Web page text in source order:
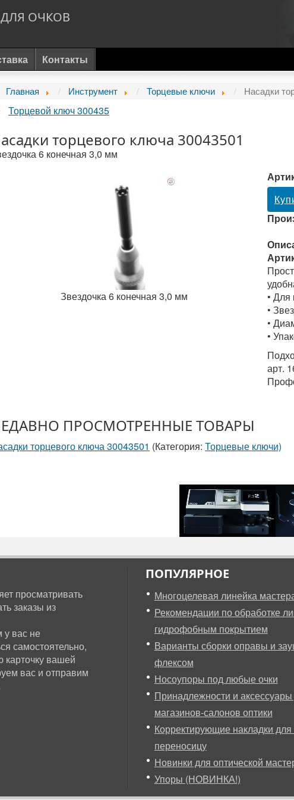
ОЧКОВ
Контакты
Главная Инструмент Торцевые ключи Насадки
Торцевой ключ 300435
торцевого ключа 30043501
6 конечная 3,0 мм
Звездочка 6 конечная 3,0 мм
• Для
•
•
•
арт.
ПРОСМОТРЕННЫЕ ТОВАРЫ
торцевого ключа 30043501 (Категория: Торцевые ключи)
просматривать
заказы из
у вас не
самостоятельно,
карточку вашей
вас и отправим
ПОПУЛЯРНОЕ
Многоцелевая линейка
Рекомендации по обработке
гидрофобным покрытием
Варианты сборки оправы и
флексом
Носоупоры под любые очки
Принадлежности и
магазинов-салонов оптики
Корректирующие накладки для
переносицу
Новинки для оптической
Упоры (НОВИНКА!)